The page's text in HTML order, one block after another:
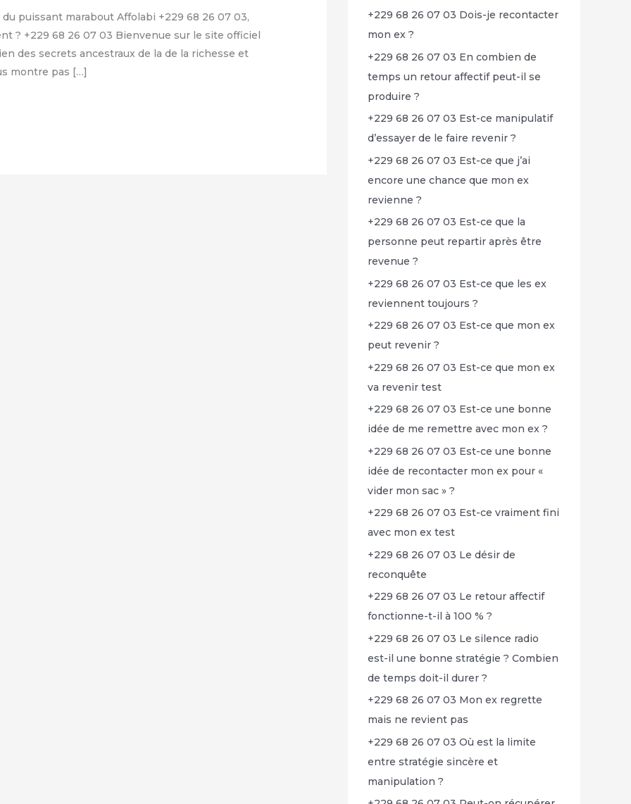
puissant marabout Affolabi +229 68 26 07 03,
? +229 68 26 07 03 Bienvenue sur le site officiel
des secrets ancestraux de la de la richesse et
montre pas […]
+229 68 26 07 03 Dois-je recontacter
mon ex ?
+229 68 26 07 03 En combien de
temps un retour affectif peut-il se
produire ?
+229 68 26 07 03 Est-ce manipulatif
d’essayer de le faire revenir ?
+229 68 26 07 03 Est-ce que j’ai
encore une chance que mon ex
revienne ?
+229 68 26 07 03 Est-ce que la
personne peut repartir après être
revenue ?
+229 68 26 07 03 Est-ce que les ex
reviennent toujours ?
+229 68 26 07 03 Est-ce que mon ex
peut revenir ?
+229 68 26 07 03 Est-ce que mon ex
va revenir test
+229 68 26 07 03 Est-ce une bonne
idée de me remettre avec mon ex ?
+229 68 26 07 03 Est-ce une bonne
idée de recontacter mon ex pour «
vider mon sac » ?
+229 68 26 07 03 Est-ce vraiment fini
avec mon ex test
+229 68 26 07 03 Le désir de
reconquête
+229 68 26 07 03 Le retour affectif
fonctionne-t-il à 100 % ?
+229 68 26 07 03 Le silence radio
est-il une bonne stratégie ? Combien
de temps doit-il durer ?
+229 68 26 07 03 Mon ex regrette
mais ne revient pas
+229 68 26 07 03 Où est la limite
entre stratégie sincère et
manipulation ?